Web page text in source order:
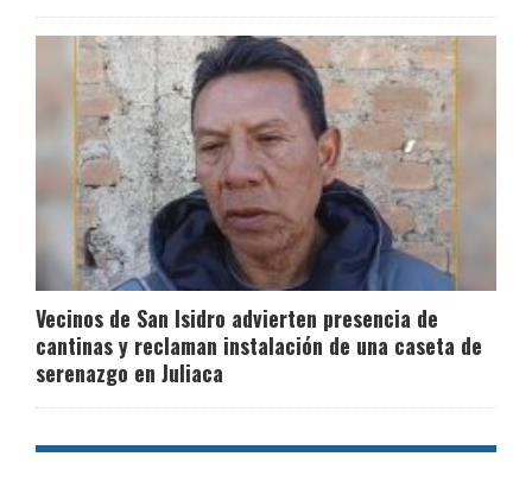
Vecinos de San Isidro advierten presencia de
cantinas y reclaman instalación de una caseta de
serenazgo en Juliaca